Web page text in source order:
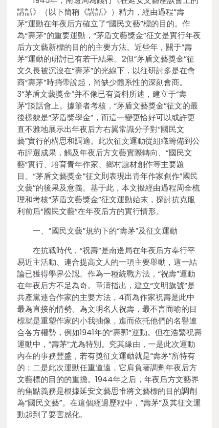
講話》（以下簡稱《講話》）精力，經由過程“壽
茅”運動在年夜后方確立了“國民文藝”標的目的。作
為“壽茅”的重要運動，“茅盾文藝獎金”征文是實行年夜
后方文藝新標的目的的主要方法。近些年，關于“壽
茅”運動的研討已有若干結果。2但“茅盾文藝獎金”征
文久長被沉沒在“壽茅”的光線下，以往研討多是在會
商“壽茅”時捎帶說起，尚缺少體系性的深刻會商。
3“茅盾文藝獎金”并不像已有資料所述，建立于“壽
茅”談話會上。據筆者考核，“茅盾文藝獎金”征文的最
後樣貌是“茅盾獎學金”，而這一變更恰好可以或許更
直不雅地展示出年夜后方右翼常識分子對“國民文
藝”實行的構思和調適。此次征文運動從組織籌備到公
布評選成果，觸及年夜后方文藝實際轉向、“國民文
藝”實行、培育青年作家、鄉村題材創作等主要題
目。“茅盾文藝獎金”征文則表現出青年作家創作“國民
文藝”的後果及意義。基于此，本文擬經由過程周全梳
理和考核“茅盾文藝獎金”征文運動始末，探討抗克服
利前后“國民文藝”在年夜后方的實行情形。
一、“國民文藝”規約下的“壽茅”及征文運動
在抗戰時代，“祝壽”是南邊局在年夜后方奉行平
易近主活動、連合提高文人的一項主要舉動，這一結
論已獲得學界公認。作為一種統戰方法，“祝壽”運動
在年夜后方不足為奇。章濤指出，建立“文明旗號”是
共產黨連合作家的主要方法，4而為作家祝壽是此中
最為直接的情勢。為文明名人祝壽，最不言而喻的目
標就是重塑作家的小我抽像，進而依托他們的名譽連
合各方權勢，例如1941年的“壽郭”運動。但在浩繁祝壽
運動中，“壽茅”尤為特別。究其緣由，一是此次運動
內在的事務豐盛，若有獎征文運動就是“壽茅”所特有
的；二是此次運動任重道遠，它肩負著調劑年夜后方
文藝標的目的的重擔。1944年之后，年夜后方文藝界
的焦點義務是根據延安文藝思惟將文藝標的目的調劑
為“國民文藝”。在這個經過歷程中，“壽茅”及其征文運
動起到了要害感化。